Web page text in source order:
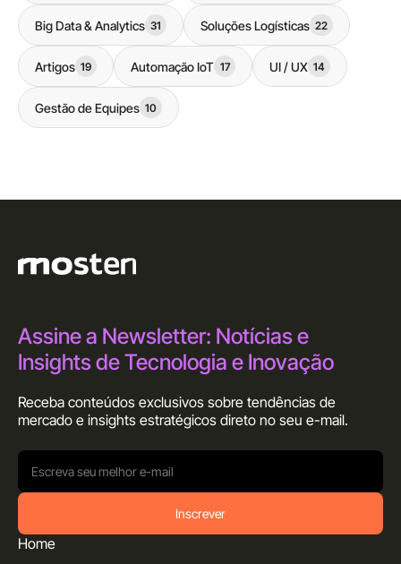
Big Data & Analytics 31 Soluções Logísticas 22
Artigos 19 Automação IoT 17 UI / UX 14
Gestão de Equipes 10
Home
Assine a Newsletter: Notícias e
Insights de Tecnologia e Inovação
Receba conteúdos exclusivos sobre tendências de
mercado e insights estratégicos direto no seu e-mail.
Inscrever